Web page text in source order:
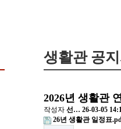
생활관 공
2026년 생활관
작성자 선… 26-03-05
26년 생활관 일정표